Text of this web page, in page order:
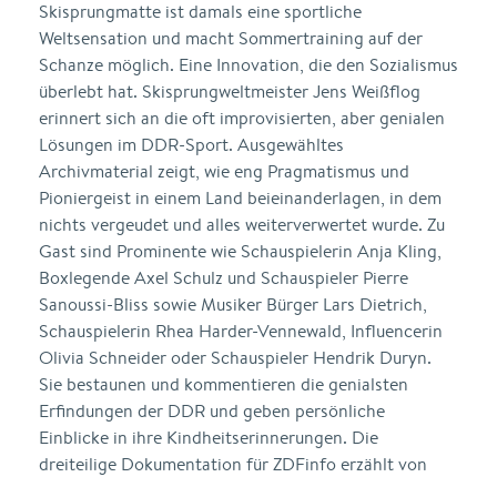
Skisprungmatte ist damals eine sportliche
Weltsensation und macht Sommertraining auf der
Schanze möglich. Eine Innovation, die den Sozialismus
überlebt hat. Skisprungweltmeister Jens Weißflog
erinnert sich an die oft improvisierten, aber genialen
Lösungen im DDR-Sport. Ausgewähltes
Archivmaterial zeigt, wie eng Pragmatismus und
Pioniergeist in einem Land beieinanderlagen, in dem
nichts vergeudet und alles weiterverwertet wurde. Zu
Gast sind Prominente wie Schauspielerin Anja Kling,
Boxlegende Axel Schulz und Schauspieler Pierre
Sanoussi-Bliss sowie Musiker Bürger Lars Dietrich,
Schauspielerin Rhea Harder-Vennewald, Influencerin
Olivia Schneider oder Schauspieler Hendrik Duryn.
Sie bestaunen und kommentieren die genialsten
Erfindungen der DDR und geben persönliche
Einblicke in ihre Kindheitserinnerungen. Die
dreiteilige Dokumentation für ZDFinfo erzählt von